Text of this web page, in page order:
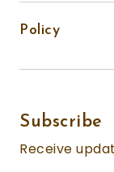
Policy
Subscribe
Receive